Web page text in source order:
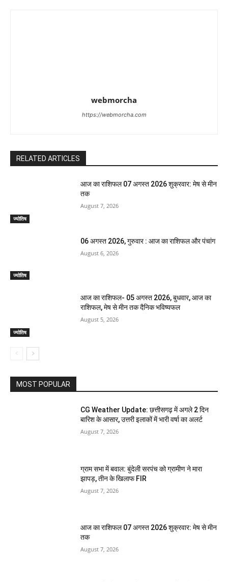
webmorcha
https://webmorcha.com
RELATED ARTICLES
ज्योतिष
आज का राशिफल 07 अगस्त 2026 शुक्रवार: मेष से मीन
तक
August 7, 2026
ज्योतिष
06 अगस्त 2026, गुरुवार : आज का राशिफल और पंचांग
August 6, 2026
ज्योतिष
आज का राशिफल- 05 अगस्त 2026, बुधवार, आज का
राशिफल, मेष से मीन तक दैनिक भविष्यफल
August 5, 2026
MOST POPULAR
CG Weather Update: छत्तीसगढ़ में अगले 2 दिन
बारिश के आसार, उत्तरी इलाकों में भारी वर्षा का अलर्ट
August 7, 2026
ग्राम सभा में बवाल: बुंदेली सरपंच को ग्रामीण ने मारा
झापड़, तीन के खिलाफ FIR
August 7, 2026
आज का राशिफल 07 अगस्त 2026 शुक्रवार: मेष से मीन
तक
August 7, 2026